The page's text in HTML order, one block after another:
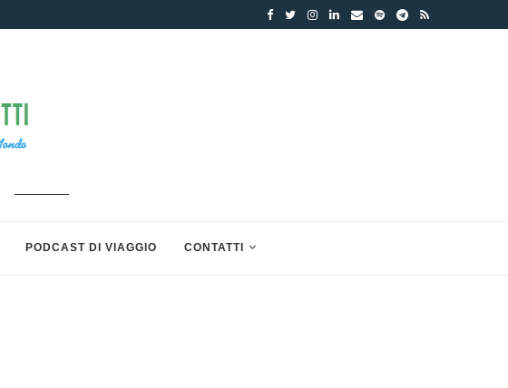
PODCAST DI VIAGGIO CONTATTI